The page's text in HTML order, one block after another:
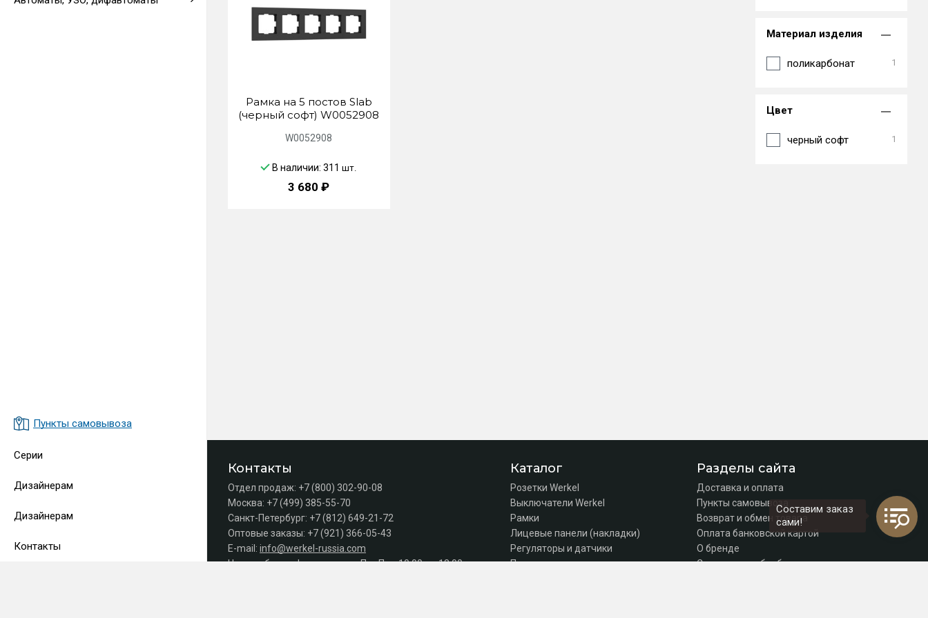
Пункты самовывоза
Серии
Дизайнерам
Дизайнерам
Контакты
Рамка на 5 постов Slab
(черный софт) W0052908
W0052908
В наличии: 311шт.
3 680 ₽
Материал изделия
поликарбонат 1
Цвет
черный софт 1
Контакты
Отдел продаж: +7 (800) 302-90-08
Москва: +7 (499) 385-55-70
Санкт-Петербург: +7 (812) 649-21-72
Оптовые заказы: +7 (921) 366-05-43
E-mail: info@werkel-russia.com
Часы работы офиса продаж: Пн–Пт с 10:00 до 18:00
Каталог
Розетки Werkel
Выключатели Werkel
Рамки
Лицевые панели (накладки)
Регуляторы и датчики
Подсветка лестниц
Разделы сайта
Доставка и оплата
Пункты самовывоза
Возврат и обмен товара
Оплата банковской картой
О бренде
Согласие на обработку персональных данных
Составим заказ
сами!